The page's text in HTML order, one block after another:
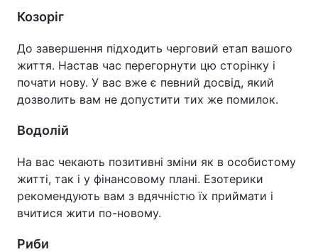
Козоріг
До завершення підходить черговий етап вашого
життя. Настав час перегорнути цю сторінку і
почати нову. У вас вже є певний досвід, який
дозволить вам не допустити тих же помилок.
Водолій
На вас чекають позитивні зміни як в особистому
житті, так і у фінансовому плані. Езотерики
рекомендують вам з вдячністю їх приймати і
вчитися жити по-новому.
Риби